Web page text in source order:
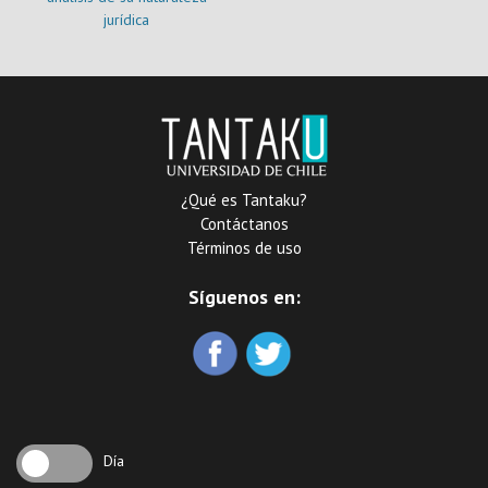
jurídica
¿Qué es Tantaku?
Contáctanos
Términos de uso
Síguenos en:
Día